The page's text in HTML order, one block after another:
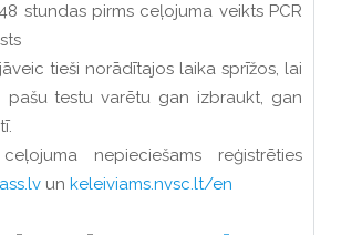
stundas pirms ceļojuma veikts PCR
tieši norādītajos laika sprīžos, lai
testu varētu gan izbraukt, gan
nepieciešams reģistrēties
un keleiviams.nvsc.lt/en